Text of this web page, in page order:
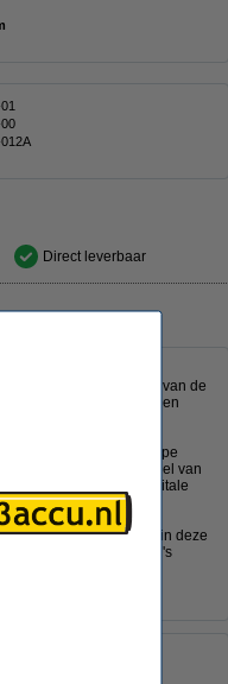
Direct leverbaar
accu's van camera's,
de accu in de houder van de
van de auto te worden
batterijen van het type
van stroom door middel van
digitale camera en digitale
zodat bijna elke accu in deze
en kan het defecte accu's
gebruikt kan worden.